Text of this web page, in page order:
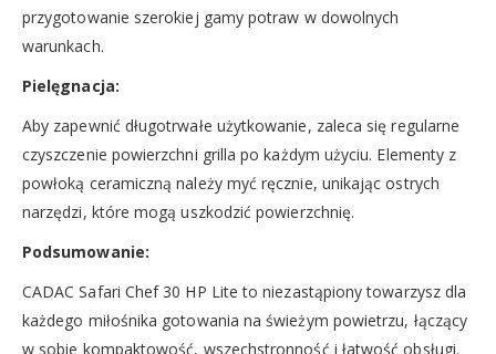
przygotowanie szerokiej gamy potraw w dowolnych
warunkach.
Pielęgnacja:
Aby zapewnić długotrwałe użytkowanie, zaleca się regularne
czyszczenie powierzchni grilla po każdym użyciu. Elementy z
powłoką ceramiczną należy myć ręcznie, unikając ostrych
narzędzi, które mogą uszkodzić powierzchnię.
Podsumowanie:
CADAC Safari Chef 30 HP Lite to niezastąpiony towarzysz dla
każdego miłośnika gotowania na świeżym powietrzu, łączący
w sobie kompaktowość, wszechstronność i łatwość obsługi.